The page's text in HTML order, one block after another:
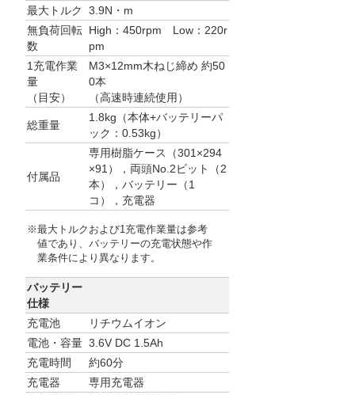
最大トルク
3.9N・m
無負荷回転
数
High：450rpm Low：220r
pm
1充電作業
量
（目安）
M3×12mm木ねじ締め 約50
0本
（高速時連続使用）
総重量
1.8kg（本体+バッテリーパ
ック：0.53kg）
付属品
専用樹脂ケース（301×294
×91），両頭No.2ビット（2
本），バッテリー（1
コ），充電器
※最大トルクおよび1充電作業量は参考
値であり、バッテリーの充電状態や作
業条件により異なります。
バッテリー
仕様
充電池
リチウムイオン
電池・容量 3.6V DC 1.5Ah
充電時間
約60分
充電器
専用充電器